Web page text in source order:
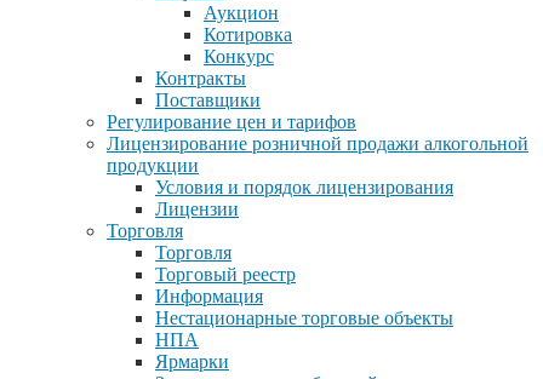
Аукцион
Котировка
Конкурс
Контракты
Поставщики
Регулирование цен и тарифов
Лицензирование розничной продажи алкогольной
продукции
Условия и порядок лицензирования
Лицензии
Торговля
Торговля
Торговый реестр
Информация
Нестационарные торговые объекты
НПА
Ярмарки